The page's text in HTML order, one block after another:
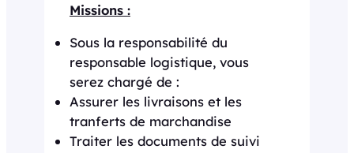
Missions :
Sous la responsabilité du
responsable logistique, vous
serez chargé de :
Assurer les livraisons et les
tranferts de marchandise
Traiter les documents de suivi